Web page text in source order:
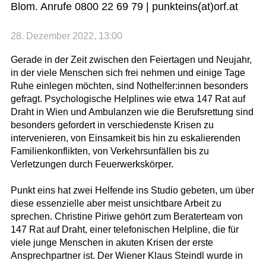
Blom. Anrufe 0800 22 69 79 | punkteins(at)orf.at
28. Dezember 2022, 13:00
Gerade in der Zeit zwischen den Feiertagen und Neujahr,
in der viele Menschen sich frei nehmen und einige Tage
Ruhe einlegen möchten, sind Nothelfer:innen besonders
gefragt. Psychologische Helplines wie etwa 147 Rat auf
Draht in Wien und Ambulanzen wie die Berufsrettung sind
besonders gefordert in verschiedenste Krisen zu
intervenieren, von Einsamkeit bis hin zu eskalierenden
Familienkonflikten, von Verkehrsunfällen bis zu
Verletzungen durch Feuerwerkskörper.
Punkt eins hat zwei Helfende ins Studio gebeten, um über
diese essenzielle aber meist unsichtbare Arbeit zu
sprechen. Christine Piriwe gehört zum Beraterteam von
147 Rat auf Draht, einer telefonischen Helpline, die für
viele junge Menschen in akuten Krisen der erste
Ansprechpartner ist. Der Wiener Klaus Steindl wurde in